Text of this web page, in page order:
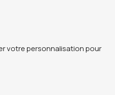
votre personnalisation pour